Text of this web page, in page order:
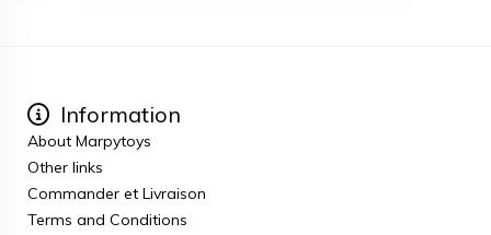
Information
About Marpytoys
Other links
Commander et Livraison
Terms and Conditions